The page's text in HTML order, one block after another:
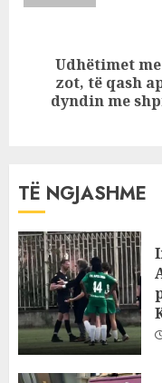
Next
post:
Udhëtimet
zot, të qash
dyndin me
TË NGJASHME